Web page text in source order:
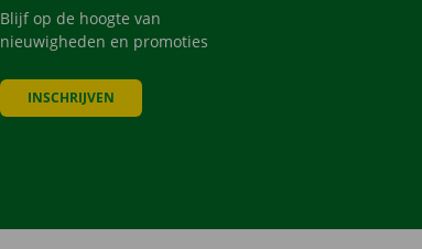
Blijf op de hoogte van
nieuwigheden en promoties
INSCHRIJVEN